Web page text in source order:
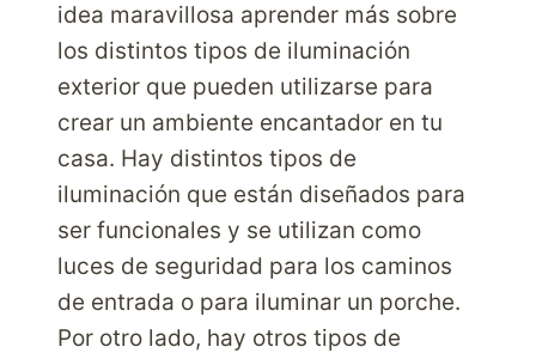
idea maravillosa aprender más sobre
los distintos tipos de iluminación
exterior que pueden utilizarse para
crear un ambiente encantador en tu
casa. Hay distintos tipos de
iluminación que están diseñados para
ser funcionales y se utilizan como
luces de seguridad para los caminos
de entrada o para iluminar un porche.
Por otro lado, hay otros tipos de